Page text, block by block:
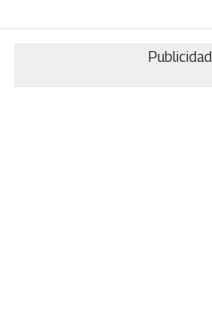
Publicidad